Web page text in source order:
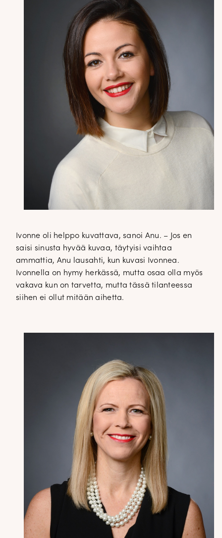
Ivonne oli helppo kuvattava, sanoi Anu. – Jos en
saisi sinusta hyvää kuvaa, täytyisi vaihtaa
ammattia, Anu lausahti, kun kuvasi Ivonnea.
Ivonnella on hymy herkässä, mutta osaa olla myös
vakava kun on tarvetta, mutta tässä tilanteessa
siihen ei ollut mitään aihetta.